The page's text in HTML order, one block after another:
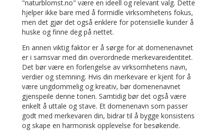
"naturblomst.no" være en ideell og relevant valg. Dette
hjelper ikke bare med å formidle virksomhetens fokus,
men det gjør det også enklere for potensielle kunder å
huske og finne deg på nettet.
En annen viktig faktor er å sørge for at domenenavnet
er i samsvar med din overordnede merkevareidentitet.
Det bør være en forlengelse av virksomhetens navn,
verdier og stemning. Hvis din merkevare er kjent for å
være ungdommelig og kreativ, bør domenenavnet
gjenspeile denne tonen. Samtidig bør det også være
enkelt å uttale og stave. Et domenenavn som passer
godt med merkevaren din, bidrar til å bygge konsistens
og skape en harmonisk opplevelse for besøkende.